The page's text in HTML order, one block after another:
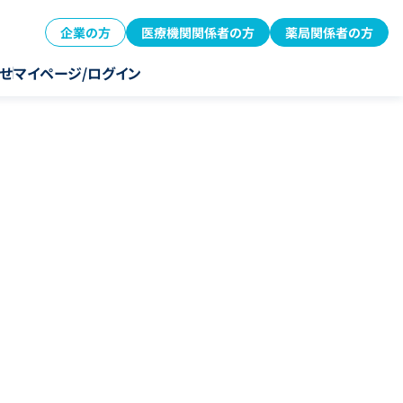
企業の方 医療機関関係者の方 薬局関係者の方
マイページ/ログイン